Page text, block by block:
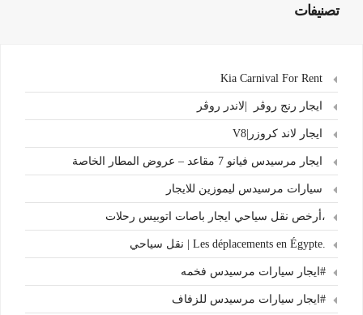
تصنيفات
ايجار رنج روڤر |لاندر روڤر
ايجار لاند كروزر|V8
ايجار مرسيدس فيانو 7 مقاعد – عروض المطار الخاصة
سيارات مرسيدس ليموزين للايجار
،أرخص نقل سياحي ايجار باصات اتوبيس رحلات
.Les déplacements en Égypte | نقل سياحي
#ايجار سيارات مرسيدس فخمه
#ايجار سيارات مرسيدس للزفاف